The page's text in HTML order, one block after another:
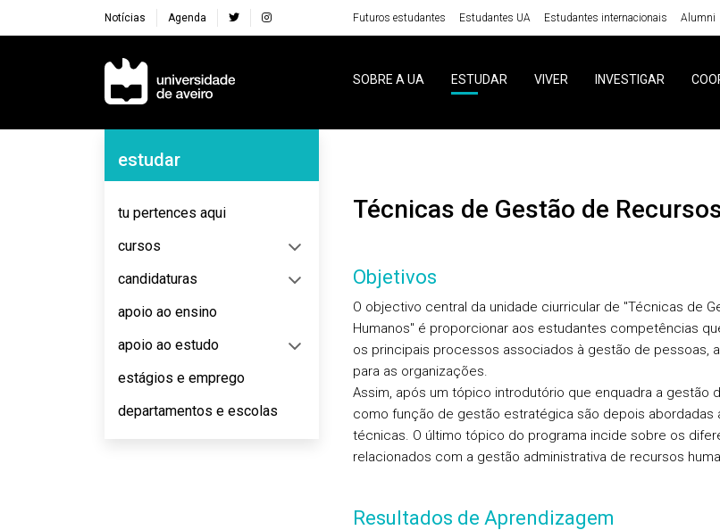
Notícias Agenda Futuros estudantes Estudantes UA Estudantes internacionais Alumni
Navegação Principal
SOBRE A UA ESTUDAR VIVER INVESTIGAR
Navegação Lateral
estudar
tu pertences aqui
cursos
candidaturas
apoio ao ensino
apoio ao estudo
estágios e emprego
departamentos e escolas
Técnicas de Gestão de
Objetivos
O objectivo central da unidade ciurricular de "Técnicas de
Humanos" é proporcionar aos estudantes competências
os principais processos associados à gestão de pessoas,
para as organizações.
Assim, após um tópico introdutório que enquadra a gestão
como função de gestão estratégica são depois abordadas
técnicas. O último tópico do programa incide sobre os
relacionados com a gestão administrativa de recursos
Resultados de Aprendizagem